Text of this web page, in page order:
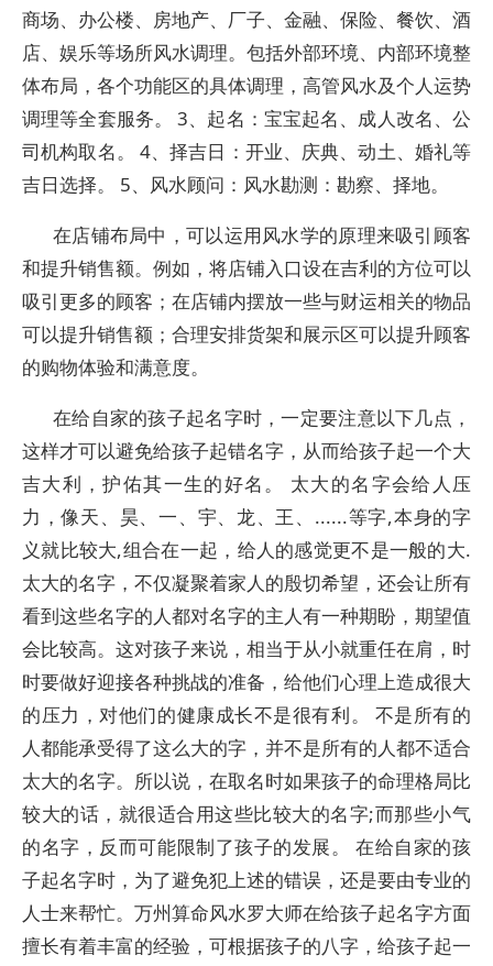
商场、办公楼、房地产、厂子、金融、保险、餐饮、酒
店、娱乐等场所风水调理。包括外部环境、内部环境整
体布局，各个功能区的具体调理，高管风水及个人运势
调理等全套服务。 3、起名：宝宝起名、成人改名、公
司机构取名。 4、择吉日：开业、庆典、动土、婚礼等
吉日选择。 5、风水顾问：风水勘测：勘察、择地。
在店铺布局中，可以运用风水学的原理来吸引顾客
和提升销售额。例如，将店铺入口设在吉利的方位可以
吸引更多的顾客；在店铺内摆放一些与财运相关的物品
可以提升销售额；合理安排货架和展示区可以提升顾客
的购物体验和满意度。
在给自家的孩子起名字时，一定要注意以下几点，
这样才可以避免给孩子起错名字，从而给孩子起一个大
吉大利，护佑其一生的好名。 太大的名字会给人压
力，像天、昊、一、宇、龙、王、......等字,本身的字
义就比较大,组合在一起，给人的感觉更不是一般的大.
太大的名字，不仅凝聚着家人的殷切希望，还会让所有
看到这些名字的人都对名字的主人有一种期盼，期望值
会比较高。这对孩子来说，相当于从小就重任在肩，时
时要做好迎接各种挑战的准备，给他们心理上造成很大
的压力，对他们的健康成长不是很有利。 不是所有的
人都能承受得了这么大的字，并不是所有的人都不适合
太大的名字。所以说，在取名时如果孩子的命理格局比
较大的话，就很适合用这些比较大的名字;而那些小气
的名字，反而可能限制了孩子的发展。 在给自家的孩
子起名字时，为了避免犯上述的错误，还是要由专业的
人士来帮忙。万州算命风水罗大师在给孩子起名字方面
擅长有着丰富的经验，可根据孩子的八字，给孩子起一